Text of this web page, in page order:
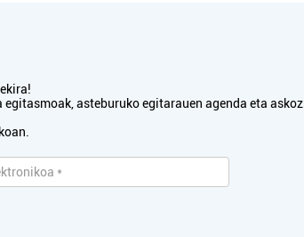
asteburuko egitarauen agenda eta askoz